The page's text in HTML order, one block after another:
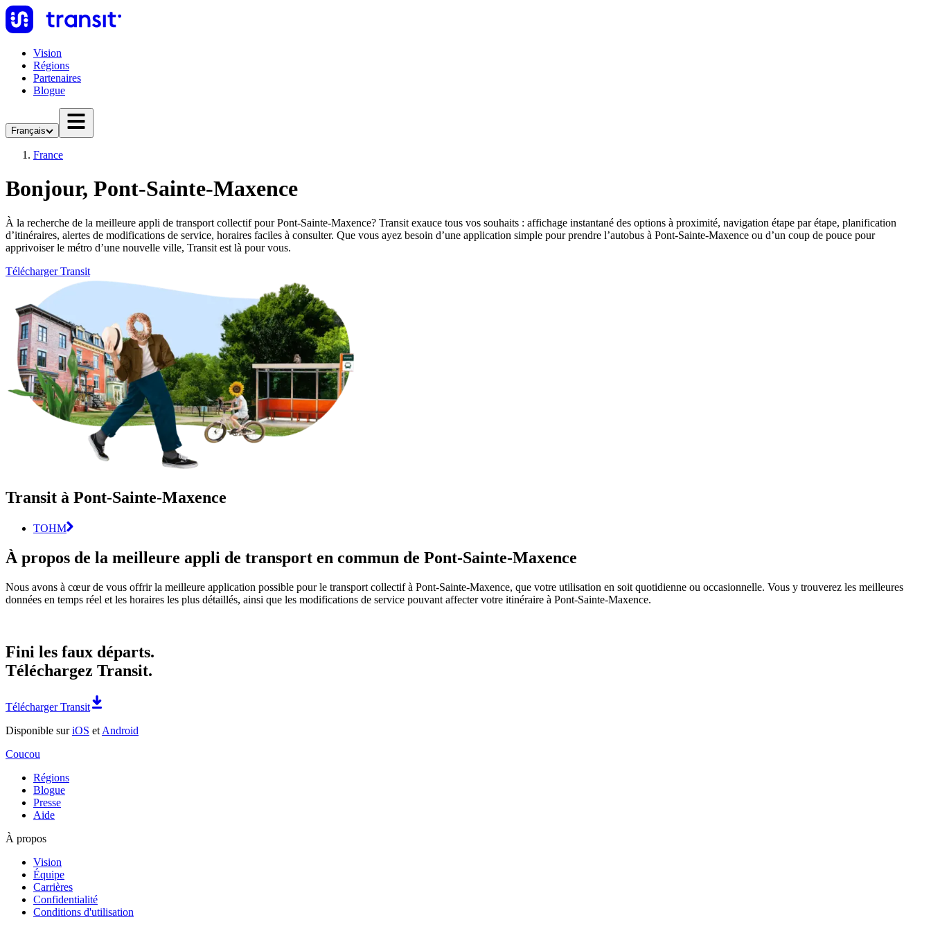
Vision
Régions
Partenaires
Blogue
Français
France
Bonjour, Pont-Sainte-Maxence
À la recherche de la meilleure appli de transport collectif pour Pont-Sainte-Maxence? Transit exauce tous vos souhaits : affichage instantané des options à proximité, navigation étape par étape, planification
d’itinéraires, alertes de modifications de service, horaires faciles à consulter. Que vous ayez besoin d’une application simple pour prendre l’autobus à Pont-Sainte-Maxence ou d’un coup de pouce pour
apprivoiser le métro d’une nouvelle ville, Transit est là pour vous.
Télécharger Transit
Transit à Pont-Sainte-Maxence
TOHM
À propos de la meilleure appli de transport en commun de Pont-Sainte-Maxence
Nous avons à cœur de vous offrir la meilleure application possible pour le transport collectif à Pont-Sainte-Maxence, que votre utilisation en soit quotidienne ou occasionnelle. Vous y trouverez les meilleures
données en temps réel et les horaires les plus détaillés, ainsi que les modifications de service pouvant affecter votre itinéraire à Pont-Sainte-Maxence.
Fini les faux départs.
Téléchargez Transit.
Télécharger Transit
Disponible suriOS et Android
Coucou
Régions
Blogue
Presse
Aide
À propos
Vision
Équipe
Carrières
Confidentialité
Conditions d'utilisation